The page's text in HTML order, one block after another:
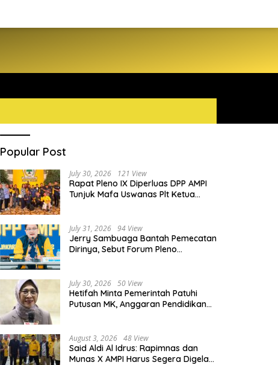
Popular Post
July 30, 2026 121 View
Rapat Pleno IX Diperluas DPP AMPI
Tunjuk Mafa Uswanas Plt Ketua
July 31, 2026 94 View
Jerry Sambuaga Bantah Pemecatan
Dirinya, Sebut Forum Pleno
July 30, 2026 50 View
Hetifah Minta Pemerintah Patuhi
Putusan MK, Anggaran Pendidikan
August 3, 2026 48 View
Said Aldi Al Idrus: Rapimnas dan
Munas X AMPI Harus Segera Digelar